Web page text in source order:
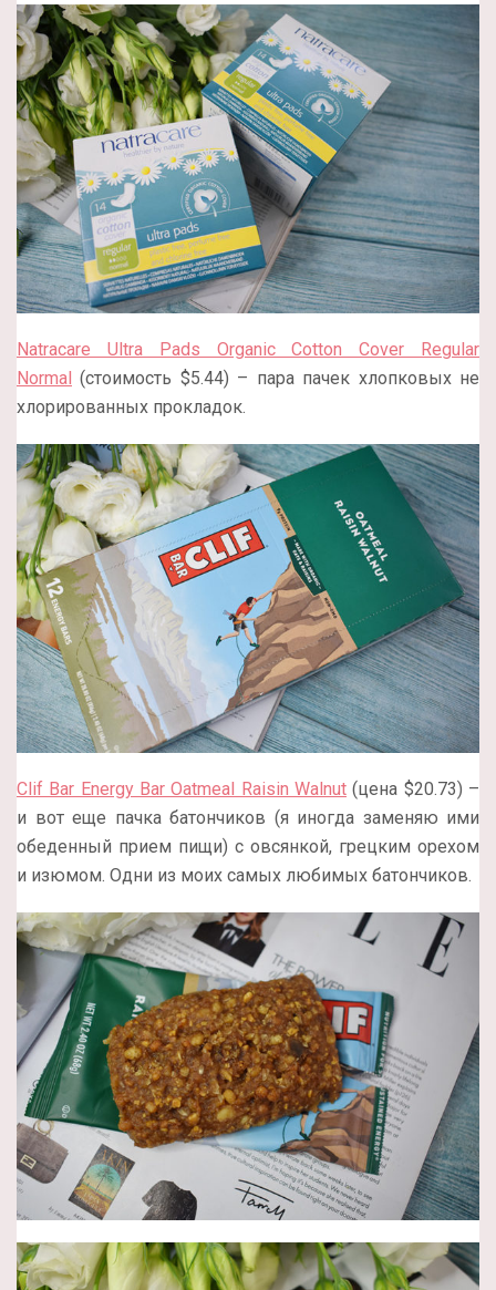
Natracare Ultra Pads Organic Cotton Cover Regular
Normal (стоимость $5.44) – пара пачек хлопковых не
хлорированных прокладок.
Clif Bar Energy Bar Oatmeal Raisin Walnut (цена $20.73) –
и вот еще пачка батончиков (я иногда заменяю ими
обеденный прием пищи) с овсянкой, грецким орехом
и изюмом. Одни из моих самых любимых батончиков.